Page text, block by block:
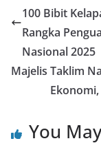
100 Bibit
Rangka
Nasional 2025
Majelis Taklim
You